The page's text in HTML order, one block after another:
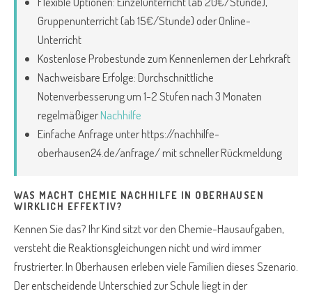
Gruppenunterricht (ab 15€/Stunde) oder Online-
Unterricht
Kostenlose Probestunde zum Kennenlernen der Lehrkraft
Nachweisbare Erfolge: Durchschnittliche
Notenverbesserung um 1-2 Stufen nach 3 Monaten
regelmäßigerNachhilfe
Einfache Anfrage unter https://nachhilfe-
oberhausen24.de/anfrage/ mit schneller Rückmeldung
WAS MACHT CHEMIE NACHHILFE IN OBERHAUSEN
WIRKLICH EFFEKTIV?
Kennen Sie das? Ihr Kind sitzt vor den Chemie-Hausaufgaben,
versteht die Reaktionsgleichungen nicht und wird immer
frustrierter. In Oberhausen erleben viele Familien dieses Szenario.
Der entscheidende Unterschied zur Schule liegt in der